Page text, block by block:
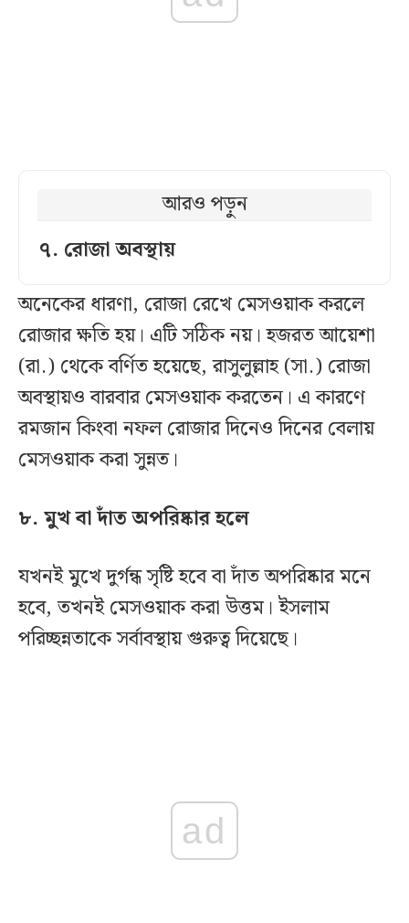
আরও পড়ুন
৭. রোজা অবস্থায়
অনেকের ধারণা, রোজা রেখে মেসওয়াক করলে
রোজার ক্ষতি হয়। এটি সঠিক নয়। হজরত আয়েশা
(রা.) থেকে বর্ণিত হয়েছে, রাসুলুল্লাহ (সা.) রোজা
অবস্থায়ও বারবার মেসওয়াক করতেন। এ কারণে
রমজান কিংবা নফল রোজার দিনেও দিনের বেলায়
মেসওয়াক করা সুন্নত।
৮. মুখ বা দাঁত অপরিষ্কার হলে
যখনই মুখে দুর্গন্ধ সৃষ্টি হবে বা দাঁত অপরিষ্কার মনে
হবে, তখনই মেসওয়াক করা উত্তম। ইসলাম
পরিচ্ছন্নতাকে সর্বাবস্থায় গুরুত্ব দিয়েছে।
ad